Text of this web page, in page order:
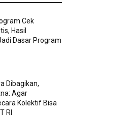
Cek
Hasil
Dasar Program
Dibagikan,
Agar
Kolektif Bisa
RI